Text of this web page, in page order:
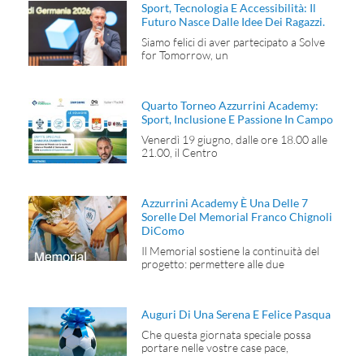
Sport, Tecnologia E Accessibilità: Il
Futuro Nasce Dalle Idee Dei Ragazzi.
Siamo felici di aver partecipato a Solve
for Tomorrow, un
Quarto Torneo Azzurrini Academy:
Sport, Inclusione E Passione In Campo
Venerdì 19 giugno, dalle ore 18.00 alle
21.00, il Centro
Azzurrini Academy È Una Delle 7
Sorelle Del Memorial Franco Chignoli
DiComo
Il Memorial sostiene la continuità del
progetto: permettere alle due
Auguri Di Una Serena E Felice Pasqua
Che questa giornata speciale possa
portare nelle vostre case pace,